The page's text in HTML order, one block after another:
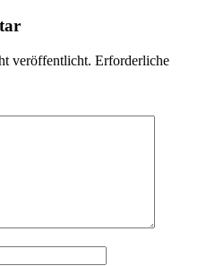
veröffentlicht. Erforderliche